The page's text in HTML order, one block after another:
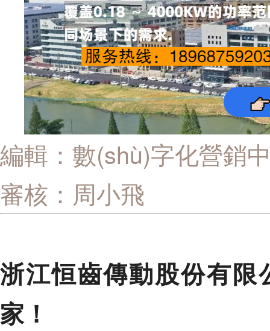
編輯：數(shù)字化營銷
審核：周小飛
浙江恒齒傳動股份有
家！